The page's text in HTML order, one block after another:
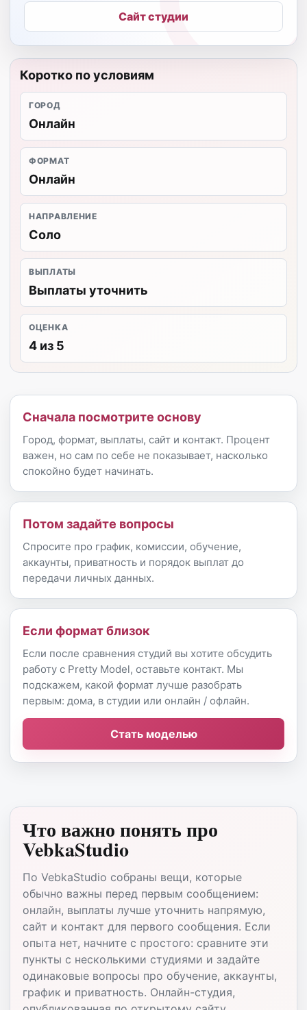
Сайт студии
Коротко по условиям
ГОРОД
Онлайн
ФОРМАТ
Онлайн
НАПРАВЛЕНИЕ
Соло
ВЫПЛАТЫ
Выплаты уточнить
ОЦЕНКА
4 из 5
Сначала посмотрите основу
Город, формат, выплаты, сайт и контакт. Процент
важен, но сам по себе не показывает, насколько
спокойно будет начинать.
Потом задайте вопросы
Спросите про график, комиссии, обучение,
аккаунты, приватность и порядок выплат до
передачи личных данных.
Если формат близок
Если после сравнения студий вы хотите обсудить
работу с Pretty Model, оставьте контакт. Мы
подскажем, какой формат лучше разобрать
первым: дома, в студии или онлайн / офлайн.
Стать моделью
Что важно понять про
VebkaStudio
По VebkaStudio собраны вещи, которые
обычно важны перед первым сообщением:
онлайн, выплаты лучше уточнить напрямую,
сайт и контакт для первого сообщения. Если
опыта нет, начните с простого: сравните эти
пункты с несколькими студиями и задайте
одинаковые вопросы про обучение, аккаунты,
график и приватность. Онлайн-студия,